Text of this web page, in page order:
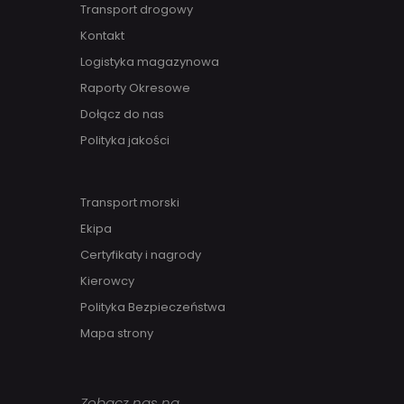
Transport drogowy
Kontakt
Logistyka magazynowa
Raporty Okresowe
Dołącz do nas
Polityka jakości
Transport morski
Ekipa
Certyfikaty i nagrody
Kierowcy
Polityka Bezpieczeństwa
Mapa strony